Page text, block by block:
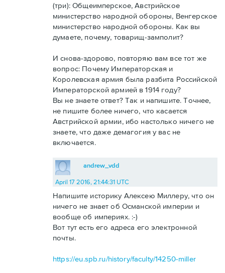
(три): Общеимперское, Австрийское
министерство народной обороны, Венгерское
министерство народной обороны. Как вы
думаете, почему, товарищ-замполит?
И снова-здорово, повторяю вам все тот же
вопрос: Почему Императорская и
Королевская армия была разбита Российской
Императорской армией в 1914 году?
Вы не знаете ответ? Так и напишите. Точнее,
не пишите более ничего, что касается
Австрийской армии, ибо настолько ничего не
знаете, что даже демагогия у вас не
включается.
andrew_vdd
April 17 2016, 21:44:31 UTC
Напишите историку Алексею Миллеру, что он
ничего не знает об Османской империи и
вообще об империях. :-)
Вот тут есть его адреса его электронной
почты.
https://eu.spb.ru/history/faculty/14250-miller